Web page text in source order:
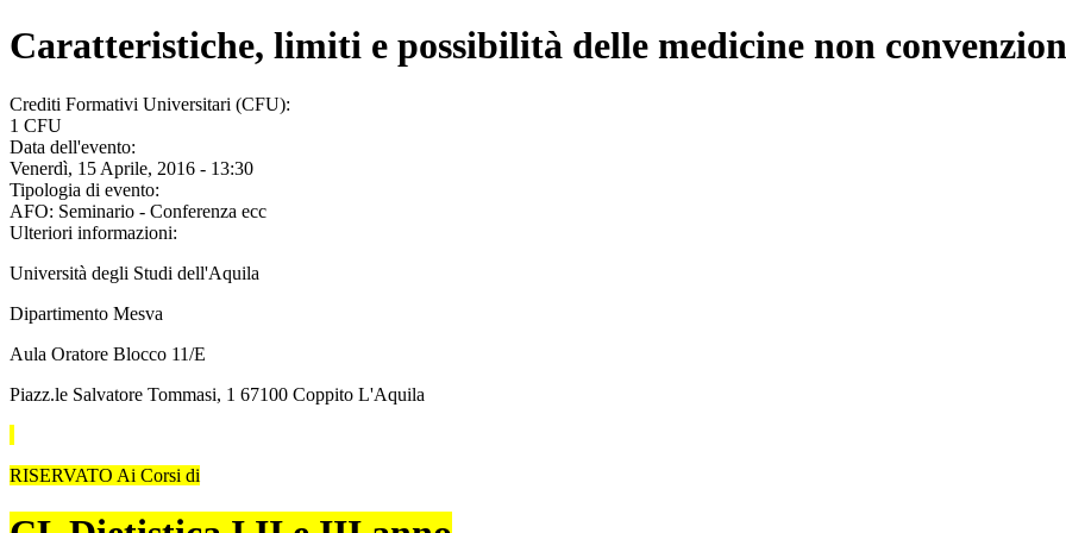
Caratteristiche, limiti e possibilità delle medicine non
Crediti Formativi Universitari (CFU):
1 CFU
Data dell'evento:
Venerdì, 15 Aprile, 2016 - 13:30
Tipologia di evento:
AFO: Seminario - Conferenza ecc
Ulteriori informazioni:
Università degli Studi dell'Aquila
Dipartimento Mesva
Aula Oratore Blocco 11/E
Piazz.le Salvatore Tommasi, 1 67100 Coppito L'Aquila
RISERVATO Ai Corsi di